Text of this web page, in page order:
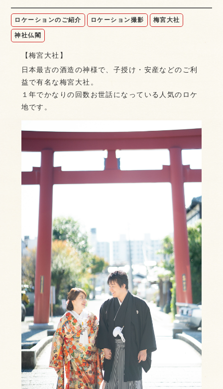
ロケーションのご紹介 ロケーション撮影 梅宮大社
神社仏閣
【梅宮大社】
日本最古の酒造の神様で、子授け・安産などのご利
益で有名な梅宮大社。
１年でかなりの回数お世話になっている人気のロケ
地です。